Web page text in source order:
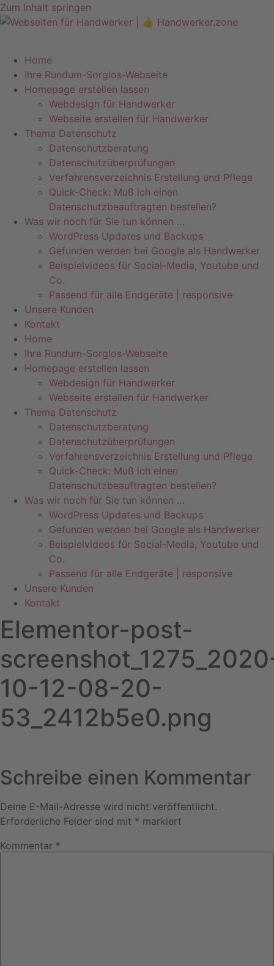
Zum Inhalt springen
Home
Ihre Rundum-Sorglos-Webseite
Homepage erstellen lassen
Webdesign für Handwerker
Webseite erstellen für Handwerker
Thema Datenschutz
Datenschutzberatung
Datenschutzüberprüfungen
Verfahrensverzeichnis Erstellung und Pflege
Quick-Check: Muß ich einen
Datenschutzbeauftragten bestellen?
Was wir noch für Sie tun können …
WordPress Updates und Backups
Gefunden werden bei Google als Handwerker
Beispielvideos für Social-Media, Youtube und
Co.
Passend für alle Endgeräte | responsive
Unsere Kunden
Kontakt
Home
Ihre Rundum-Sorglos-Webseite
Homepage erstellen lassen
Webdesign für Handwerker
Webseite erstellen für Handwerker
Thema Datenschutz
Datenschutzberatung
Datenschutzüberprüfungen
Verfahrensverzeichnis Erstellung und Pflege
Quick-Check: Muß ich einen
Datenschutzbeauftragten bestellen?
Was wir noch für Sie tun können …
WordPress Updates und Backups
Gefunden werden bei Google als Handwerker
Beispielvideos für Social-Media, Youtube und
Co.
Passend für alle Endgeräte | responsive
Unsere Kunden
Kontakt
Elementor-post-
10-12-08-20-
53_2412b5e0.png
Schreibe einen Kommentar
Deine E-Mail-Adresse wird nicht veröffentlicht.
Erforderliche Felder sind mit * markiert
Kommentar *